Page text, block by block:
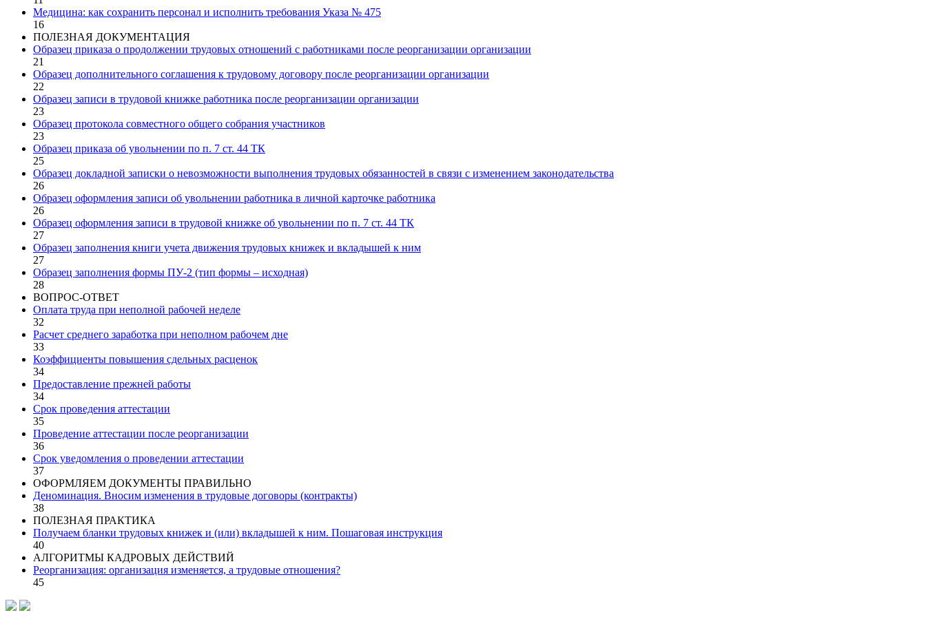
Медицина: как сохранить персонал и исполнить требования Указа № 475
16
ПОЛЕЗНАЯ ДОКУМЕНТАЦИЯ
Образец приказа о продолжении трудовых отношений с работниками после реорганизации организации
21
Образец дополнительного соглашения к трудовому договору после реорганизации организации
22
Образец записи в трудовой книжке работника после реорганизации организации
23
Образец протокола совместного общего собрания участников
23
Образец приказа об увольнении по п. 7 ст. 44 ТК
25
Образец докладной записки о невозможности выполнения трудовых обязанностей в связи с изменением законодательства
26
Образец оформления записи об увольнении работника в личной карточке работника
26
Образец оформления записи в трудовой книжке об увольнении по п. 7 ст. 44 ТК
27
Образец заполнения книги учета движения трудовых книжек и вкладышей к ним
27
Образец заполнения формы ПУ-2 (тип формы – исходная)
28
ВОПРОС-ОТВЕТ
Оплата труда при неполной рабочей неделе
32
Расчет среднего заработка при неполном рабочем дне
33
Коэффициенты повышения сдельных расценок
34
Предоставление прежней работы
34
Срок проведения аттестации
35
Проведение аттестации после реорганизации
36
Срок уведомления о проведении аттестации
37
ОФОРМЛЯЕМ ДОКУМЕНТЫ ПРАВИЛЬНО
Деноминация. Вносим изменения в трудовые договоры (контракты)
38
ПОЛЕЗНАЯ ПРАКТИКА
Получаем бланки трудовых книжек и (или) вкладышей к ним. Пошаговая инструкция
40
АЛГОРИТМЫ КАДРОВЫХ ДЕЙСТВИЙ
Реорганизация: организация изменяется, а трудовые отношения?
45